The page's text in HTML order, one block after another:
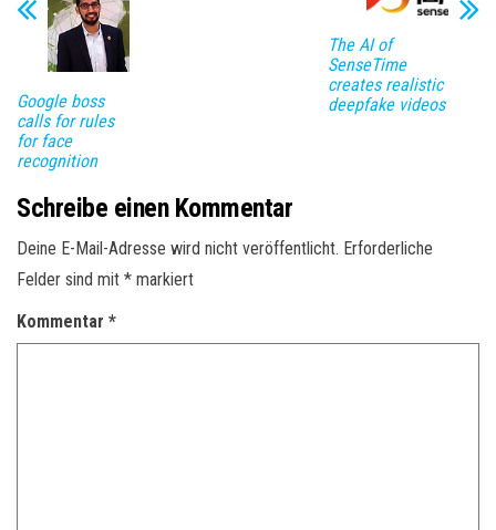
Google boss
calls for rules
for face
recognition
The AI of
SenseTime
creates realistic
deepfake videos
Schreibe einen Kommentar
Deine E-Mail-Adresse wird nicht veröffentlicht. Erforderliche
Felder sind mit * markiert
Kommentar *